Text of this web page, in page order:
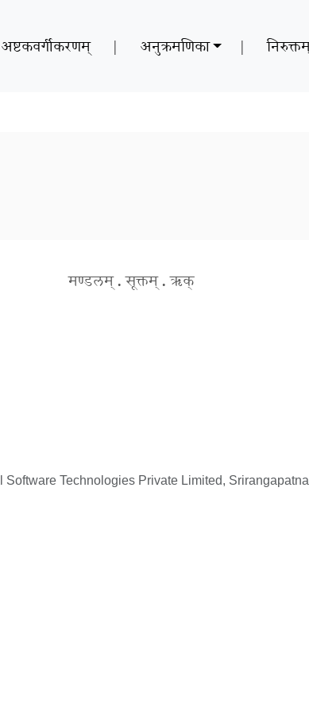
अष्टकवर्गीकरणम् | अनुक्रमणिका |
मण्डलम् . सूक्तम् . ऋक्
Technologies Private Limited,